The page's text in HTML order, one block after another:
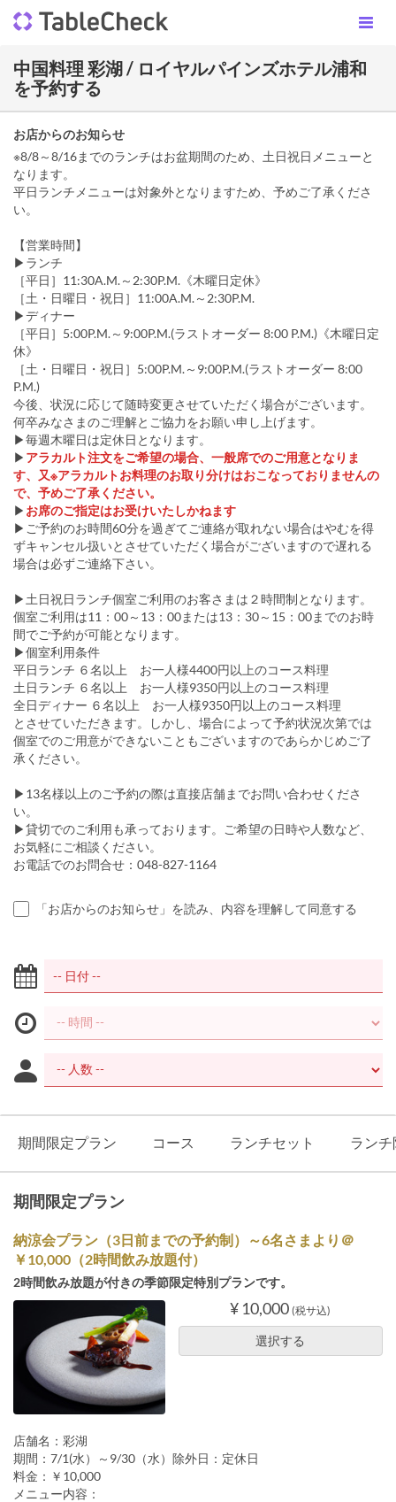
中国料理 彩湖 / ロイヤルパインズホテル浦和
を予約する
お店からのお知らせ
※8/8～8/16までのランチはお盆期間のため、土日祝日メニューと
なります。
平日ランチメニューは対象外となりますため、予めご了承くださ
い。
【営業時間】
▶ランチ
［平日］11:30A.M.～2:30P.M.《木曜日定休》
［土・日曜日・祝日］11:00A.M.～2:30P.M.
▶ディナー
［平日］5:00P.M.～9:00P.M.(ラストオーダー 8:00 P.M.)《木曜日定
休》
［土・日曜日・祝日］5:00P.M.～9:00P.M.(ラストオーダー 8:00
P.M.)
今後、状況に応じて随時変更させていただく場合がございます。
何卒みなさまのご理解とご協力をお願い申し上げます。
▶毎週木曜日は定休日となります。
▶ アラカルト注文をご希望の場合、一般席でのご用意となりま
す、又※アラカルトお料理のお取り分けはおこなっておりませんの
で、予めご了承ください。
▶ お席のご指定はお受けいたしかねます
▶ご予約のお時間60分を過ぎてご連絡が取れない場合はやむを得
ずキャンセル扱いとさせていただく場合がございますので遅れる
場合は必ずご連絡下さい。
▶土日祝日ランチ個室ご利用のお客さまは２時間制となります。
個室ご利用は11：00～13：00または13：30～15：00までのお時
間でご予約が可能となります。
▶個室利用条件
平日ランチ ６名以上 お一人様4400円以上のコース料理
土日ランチ ６名以上 お一人様9350円以上のコース料理
全日ディナー ６名以上 お一人様9350円以上のコース料理
とさせていただきます。しかし、場合によって予約状況次第では
個室でのご用意ができないこともございますのであらかじめご了
承ください。
▶13名様以上のご予約の際は直接店舗までお問い合わせくださ
い。
▶貸切でのご利用も承っております。ご希望の日時や人数など、
お気軽にご相談ください。
お電話でのお問合せ：048-827-1164
「お店からのお知らせ」を読み、内容を理解して同意する
期間限定プラン コース ランチセット ラン
期間限定プラン
納涼会プラン（3日前までの予約制）～6名さまより＠
￥10,000（2時間飲み放題付）
2時間飲み放題が付きの季節限定特別プランです。
¥ 10,000 (税サ込)
選択する
店舗名：彩湖
期間：7/1(水）～9/30（水）除外日：定休日
料金：￥10,000
メニュー内容：